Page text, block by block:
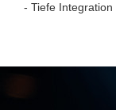
- Tiefe